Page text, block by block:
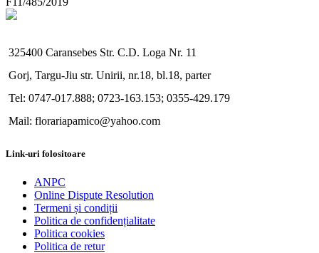
325400 Caransebes Str. C.D. Loga Nr. 11
Gorj, Targu-Jiu str. Unirii, nr.18, bl.18, parter
Tel: 0747-017.888; 0723-163.153; 0355-429.179
Mail: florariapamico@yahoo.com
Link-uri folositoare
ANPC
Online Dispute Resolution
Termeni și condiții
Politica de confidențialitate
Politica cookies
Politica de retur